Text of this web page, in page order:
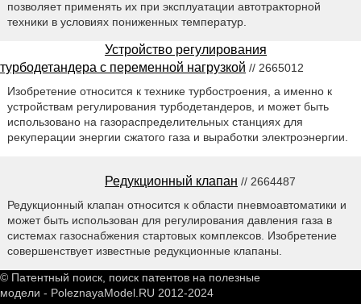
позволяет применять их при эксплуатации автотракторной
техники в условиях пониженных температур.
Устройство регулирования
турбодетандера с переменной нагрузкой // 2665012
Изобретение относится к технике турбостроения, а именно к
устройствам регулирования турбодетандеров, и может быть
использовано на газораспределительных станциях для
рекуперации энергии сжатого газа и выработки электроэнергии.
Редукционный клапан // 2664487
Редукционный клапан относится к области пневмоавтоматики и
может быть использован для регулирования давления газа в
системах газоснабжения стартовых комплексов. Изобретение
совершенствует известные редукционные клапаны.
© Патентный поиск, поиск патентов на полезные
модели - PoleznayaModel.RU 2012-2024